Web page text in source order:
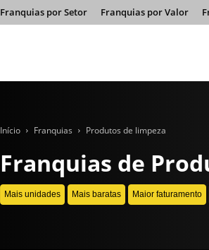
Franquias por Setor Franquias por Valor
Início Franquias Produtos de limpeza
Franquias de
Mais unidades Mais baratas Maior faturamento